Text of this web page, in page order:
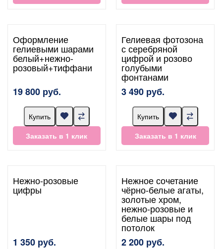
Оформление
гелиевыми шарами
белый+нежно-
розовый+тиффани
19 800 руб.
Купить
Заказать в 1 клик
Гелиевая фотозона
с серебряной
цифрой и розово
голубыми
фонтанами
3 490 руб.
Купить
Заказать в 1 клик
Нежно-розовые
цифры
1 350 руб.
Нежное сочетание
чёрно-белые агаты,
золотые хром,
нежно-розовые и
белые шары под
потолок
2 200 руб.